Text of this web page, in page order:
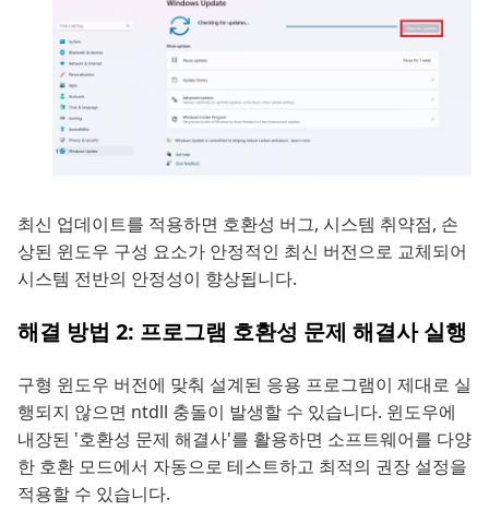
최신 업데이트를 적용하면 호환성 버그, 시스템 취약점, 손
상된 윈도우 구성 요소가 안정적인 최신 버전으로 교체되어
시스템 전반의 안정성이 향상됩니다.
해결 방법 2: 프로그램 호환성 문제 해결사 실행
구형 윈도우 버전에 맞춰 설계된 응용 프로그램이 제대로 실
행되지 않으면 ntdll 충돌이 발생할 수 있습니다. 윈도우에
내장된 '호환성 문제 해결사'를 활용하면 소프트웨어를 다양
한 호환 모드에서 자동으로 테스트하고 최적의 권장 설정을
적용할 수 있습니다.